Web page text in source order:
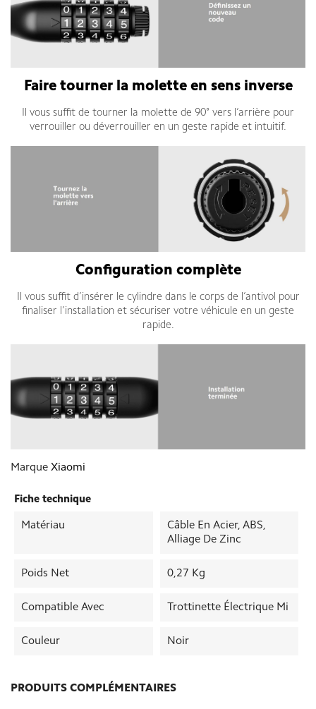
Faire tourner la molette en sens inverse
Il vous suffit de tourner la molette de 90° vers l’arrière pour
verrouiller ou déverrouiller en un geste rapide et intuitif.
Configuration complète
Il vous suffit d’insérer le cylindre dans le corps de l’antivol pour
finaliser l’installation et sécuriser votre véhicule en un geste
rapide.
Marque Xiaomi
Fiche technique
Matériau
Câble En Acier, ABS,
Alliage De Zinc
Poids Net 0,27 Kg
Compatible Avec Trottinette Électrique Mi
Couleur Noir
PRODUITS COMPLÉMENTAIRES